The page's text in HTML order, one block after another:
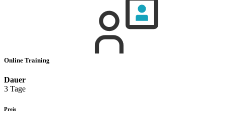
Online Training
Dauer
3 Tage
Preis